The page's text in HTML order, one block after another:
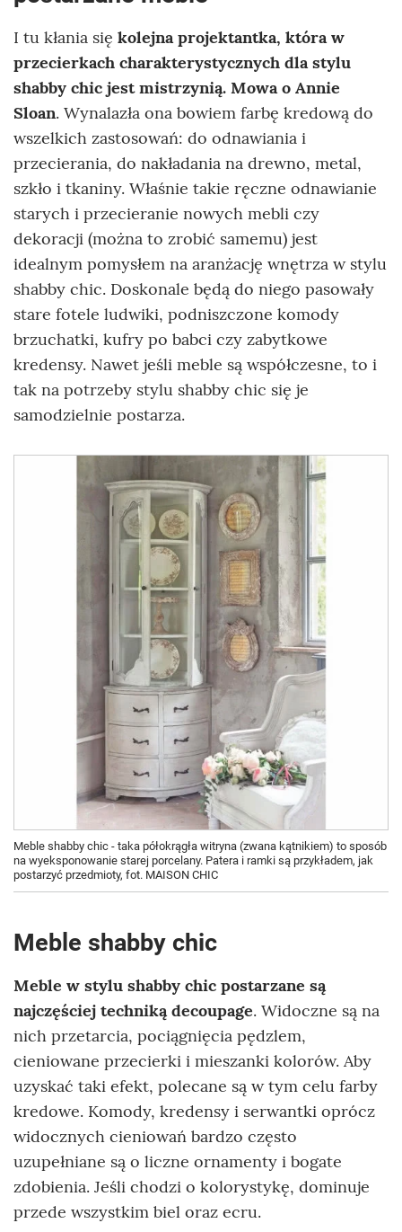
I tu kłania się kolejna projektantka, która w
przecierkach charakterystycznych dla stylu
shabby chic jest mistrzynią. Mowa o Annie
Sloan. Wynalazła ona bowiem farbę kredową do
wszelkich zastosowań: do odnawiania i
przecierania, do nakładania na drewno, metal,
szkło i tkaniny. Właśnie takie ręczne odnawianie
starych i przecieranie nowych mebli czy
dekoracji (można to zrobić samemu) jest
idealnym pomysłem na aranżację wnętrza w stylu
shabby chic. Doskonale będą do niego pasowały
stare fotele ludwiki, podniszczone komody
brzuchatki, kufry po babci czy zabytkowe
kredensy. Nawet jeśli meble są współczesne, to i
tak na potrzeby stylu shabby chic się je
samodzielnie postarza.
Meble shabby chic - taka półokrągła witryna (zwana kątnikiem) to sposób
na wyeksponowanie starej porcelany. Patera i ramki są przykładem, jak
postarzyć przedmioty, fot. MAISON CHIC
Meble shabby chic
Meble w stylu shabby chic postarzane są
najczęściej techniką decoupage. Widoczne są na
nich przetarcia, pociągnięcia pędzlem,
cieniowane przecierki i mieszanki kolorów. Aby
uzyskać taki efekt, polecane są w tym celu farby
kredowe. Komody, kredensy i serwantki oprócz
widocznych cieniowań bardzo często
uzupełniane są o liczne ornamenty i bogate
zdobienia. Jeśli chodzi o kolorystykę, dominuje
przede wszystkim biel oraz ecru.